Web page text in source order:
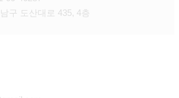
구 도산대로 435, 4층